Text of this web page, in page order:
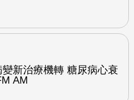
新治療機轉 糖尿病心衰
AM